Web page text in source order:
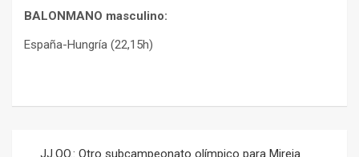
BALONMANO masculino:
España-Hungría (22,15h)
JJ.OO.: Otro subcampeonato olímpico para Mireia